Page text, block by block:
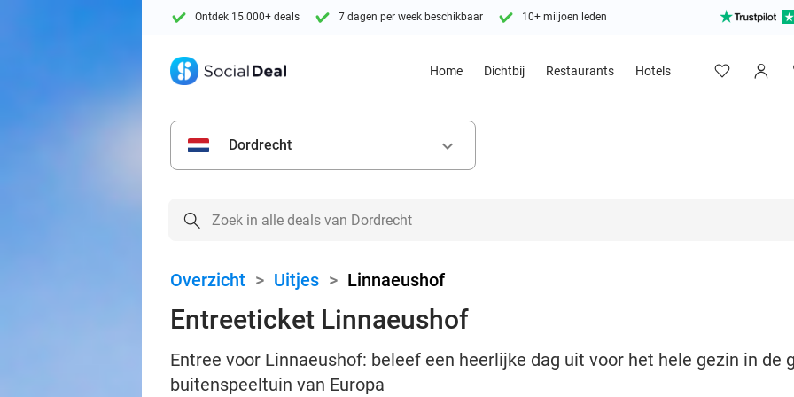
Ontdek 15.000+ deals 7 dagen per week beschikbaar 10+ miljoen leden
Home Dichtbij Restaurants Hotels
Dordrecht keyboard_arrow_down
Overzicht > Uitjes > Linnaeushof
Entreeticket Linnaeushof
Entree voor Linnaeushof: beleef een heerlijke dag uit voor het hele gezin in de
buitenspeeltuin van Europa